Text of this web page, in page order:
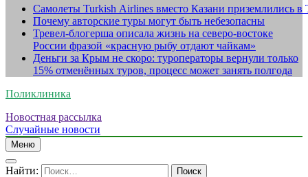
Самолеты Turkish Airlines вместо Казани приземлились в
Почему авторские туры могут быть небезопасны
Тревел-блогерша описала жизнь на северо-востоке
России фразой «красную рыбу отдают чайкам»
Деньги за Крым не скоро: туроператоры вернули только
15% отменённых туров, процесс может занять полгода
Поликлиника
Новостная рассылка
Случайные новости
Меню
Найти: